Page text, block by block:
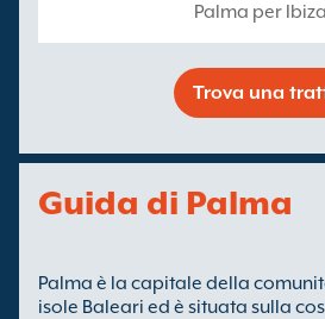
Palma per
Trova una
Guida di Palma
Palma è la capitale della
isole Baleari ed è situata sulla